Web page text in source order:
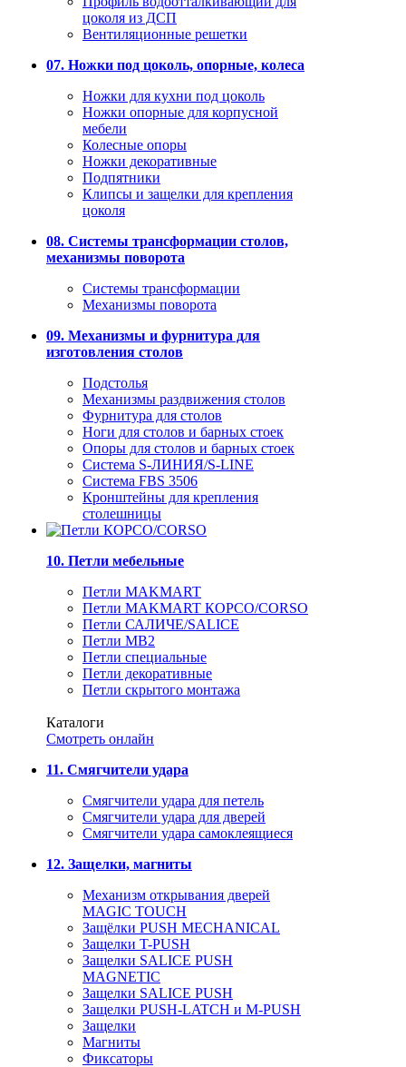
цоколя из ДСП
Вентиляционные решетки
07. Ножки под цоколь, опорные, колеса
Ножки для кухни под цоколь
Ножки опорные для корпусной
мебели
Колесные опоры
Ножки декоративные
Подпятники
Клипсы и защелки для крепления
цоколя
08. Системы трансформации столов,
механизмы поворота
Системы трансформации
Механизмы поворота
09. Механизмы и фурнитура для
изготовления столов
Подстолья
Механизмы раздвижения столов
Фурнитура для столов
Ноги для столов и барных стоек
Опоры для столов и барных стоек
Система S-ЛИНИЯ/S-LINE
Система FBS 3506
Кронштейны для крепления
столешницы
10. Петли мебельные
Петли MAKMART
Петли MAKMART КОРСО/CORSO
Петли САЛИЧЕ/SALICE
Петли MB2
Петли специальные
Петли декоративные
Петли скрытого монтажа
Каталоги
Смотреть онлайн
11. Смягчители удара
Смягчители удара для петель
Смягчители удара для дверей
Cмягчители удара самоклеящиеся
12. Защелки, магниты
Механизм открывания дверей
MAGIC TOUCH
Защёлки PUSH MECHANICAL
Защелки T-PUSH
Защелки SALICE PUSH
MAGNETIC
Защелки SALICE PUSH
Защелки PUSH-LATCH и M-PUSH
Защелки
Магниты
Фиксаторы